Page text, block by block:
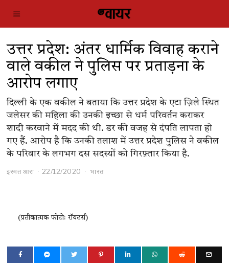
उत्तर प्रदेश: अंतर धार्मिक विवाह कराने
वाले वकील ने पुलिस पर प्रताड़ना के
आरोप लगाए
दिल्ली के एक वकील ने बताया कि उत्तर प्रदेश के एटा ज़िले स्थित
जलेसर की महिला की उनकी इच्छा से धर्म परिवर्तन कराकर
शादी करवाने में मदद की थी. डर की वजह से दंपति लापता हो
गए हैं. आरोप है कि उनकी तलाश में उत्तर प्रदेश पुलिस ने वकील
के परिवार के लगभग दस सदस्यों को गिरफ़्तार किया है.
इस्मत आरा 22/12/2020 भारत
(प्रतीकात्मक फोटोः रॉयटर्स)